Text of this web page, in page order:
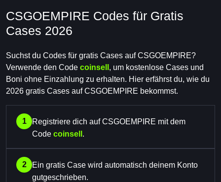
CSGOEMPIRE Codes für Gratis
Cases 2026
Suchst du Codes für gratis Cases auf CSGOEMPIRE?
Verwende den Code coinsell , um kostenlose Cases und
Boni ohne Einzahlung zu erhalten. Hier erfährst du, wie du
2026 gratis Cases auf CSGOEMPIRE bekommst.
1
Registriere dich auf CSGOEMPIRE mit dem
Code coinsell .
2
Ein gratis Case wird automatisch deinem Konto
gutgeschrieben.